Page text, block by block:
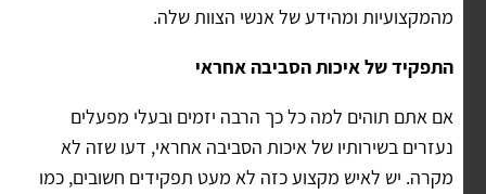
מהמקצועיות ומהידע של אנשי הצוות שלה.
התפקיד של איכות הסביבה אחראי
אם אתם תוהים למה כל כך הרבה יזמים ובעלי מפעלים
נעזרים בשירותיו של איכות הסביבה אחראי, דעו שזה לא
מקרה. יש לאיש מקצוע כזה לא מעט תפקידים חשובים, כמו